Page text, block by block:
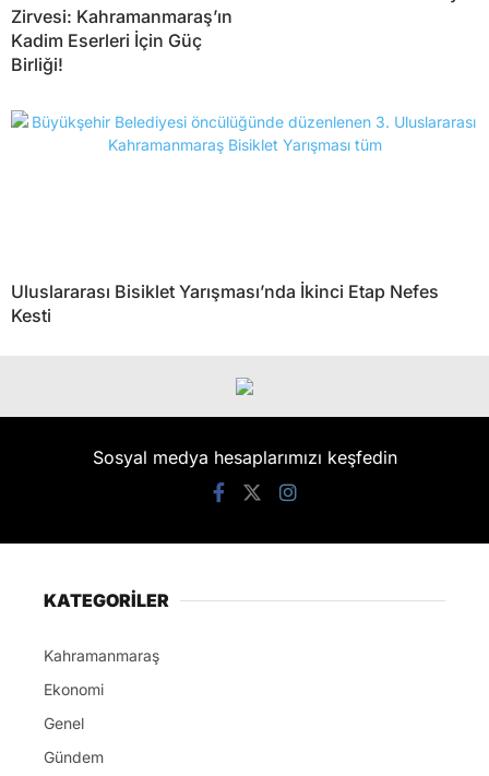
Zirvesi: Kahramanmaraş’ın
Kadim Eserleri İçin Güç
Birliği!
Uluslararası Bisiklet Yarışması’nda İkinci Etap Nefes
Kesti
Sosyal medya hesaplarımızı keşfedin
KATEGORİLER
Kahramanmaraş
Ekonomi
Genel
Gündem